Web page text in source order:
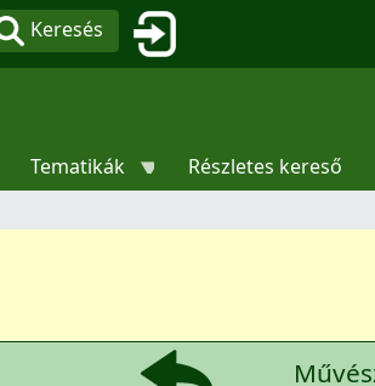
Keresés Felhasználói
Tematikák
Részletes kereső